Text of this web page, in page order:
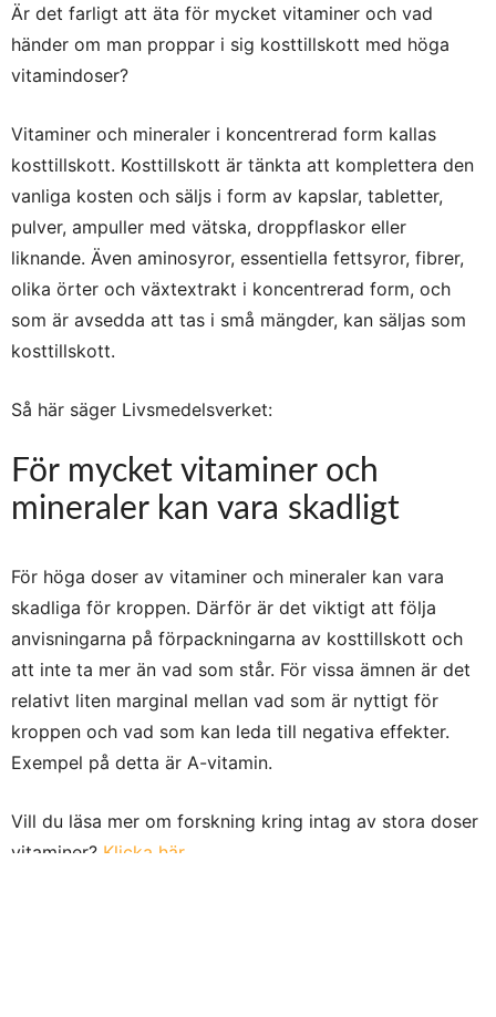
Är det farligt att äta för mycket vitaminer och vad
händer om man proppar i sig kosttillskott med höga
vitamindoser?
Vitaminer och mineraler i koncentrerad form kallas
kosttillskott. Kosttillskott är tänkta att komplettera den
vanliga kosten och säljs i form av kapslar, tabletter,
pulver, ampuller med vätska, droppflaskor eller
liknande. Även aminosyror, essentiella fettsyror, fibrer,
olika örter och växtextrakt i koncentrerad form, och
som är avsedda att tas i små mängder, kan säljas som
kosttillskott.
Så här säger Livsmedelsverket:
För mycket vitaminer och
mineraler kan vara skadligt
För höga doser av vitaminer och mineraler kan vara
skadliga för kroppen. Därför är det viktigt att följa
anvisningarna på förpackningarna av kosttillskott och
att inte ta mer än vad som står. För vissa ämnen är det
relativt liten marginal mellan vad som är nyttigt för
kroppen och vad som kan leda till negativa effekter.
Exempel på detta är A-vitamin.
Vill du läsa mer om forskning kring intag av stora doser
vitaminer? Klicka här